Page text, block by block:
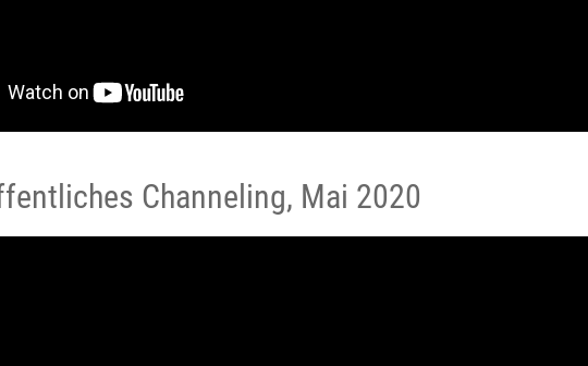
Channeling, Mai 2020